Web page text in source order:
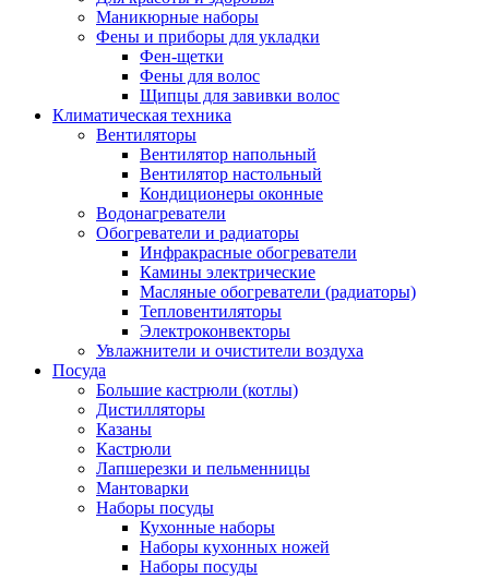
Маникюрные наборы
Фены и приборы для укладки
Фен-щетки
Фены для волос
Щипцы для завивки волос
Климатическая техника
Вентиляторы
Вентилятор напольный
Вентилятор настольный
Кондиционеры оконные
Водонагреватели
Обогреватели и радиаторы
Инфракрасные обогреватели
Камины электрические
Масляные обогреватели (радиаторы)
Тепловентиляторы
Электроконвекторы
Увлажнители и очистители воздуха
Посуда
Большие кастрюли (котлы)
Дистилляторы
Казаны
Кастрюли
Лапшерезки и пельменницы
Мантоварки
Наборы посуды
Кухонные наборы
Наборы кухонных ножей
Наборы посуды